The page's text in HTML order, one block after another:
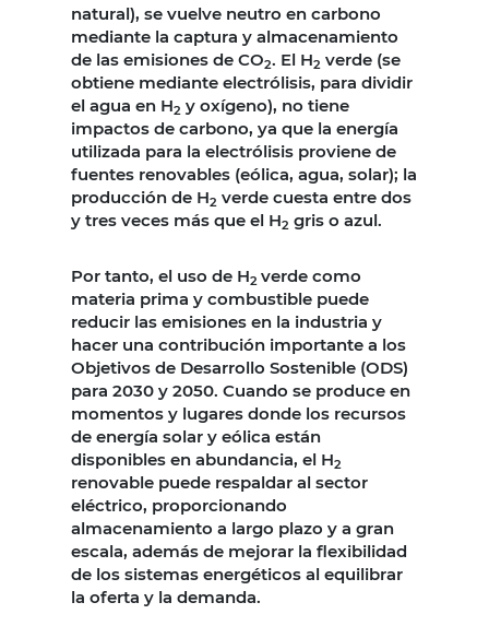
natural), se vuelve neutro en carbono
mediante la captura y almacenamiento
de las emisiones de CO2. El H2 verde (se
obtiene mediante electrólisis, para dividir
el agua en H2 y oxígeno), no tiene
impactos de carbono, ya que la energía
utilizada para la electrólisis proviene de
fuentes renovables (eólica, agua, solar); la
producción de H2 verde cuesta entre dos
y tres veces más que el H2 gris o azul.
Por tanto, el uso de H2 verde como
materia prima y combustible puede
reducir las emisiones en la industria y
hacer una contribución importante a los
Objetivos de Desarrollo Sostenible (ODS)
para 2030 y 2050. Cuando se produce en
momentos y lugares donde los recursos
de energía solar y eólica están
disponibles en abundancia, el H2
renovable puede respaldar al sector
eléctrico, proporcionando
almacenamiento a largo plazo y a gran
escala, además de mejorar la flexibilidad
de los sistemas energéticos al equilibrar
la oferta y la demanda.